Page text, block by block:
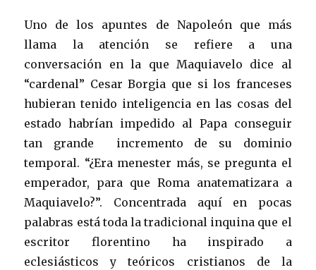
Uno de los apuntes de Napoleón que más
llama la atención se refiere a una
conversación en la que Maquiavelo dice al
“cardenal” Cesar Borgia que si los franceses
hubieran tenido inteligencia en las cosas del
estado habrían impedido al Papa conseguir
tan grande incremento de su dominio
temporal. “¿Era menester más, se pregunta el
emperador, para que Roma anatematizara a
Maquiavelo?”. Concentrada aquí en pocas
palabras está toda la tradicional inquina que el
escritor florentino ha inspirado a
eclesiásticos y teóricos cristianos de la